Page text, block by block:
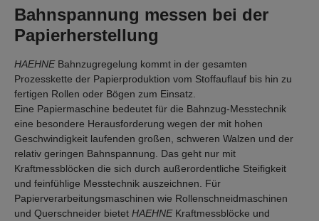
Bahnspannung messen bei der
Papierherstellung
HAEHNE Bahnzugregelung kommt in der gesamten
Prozesskette der Papierproduktion vom Stoffauflauf bis hin zu
fertigen Rollen oder Bögen zum Einsatz.
Eine Papiermaschine bedeutet für die Bahnzug-Messtechnik
eine besondere Herausforderung wegen der mit hohen
Geschwindigkeit laufenden großen, schweren Walzen und der
relativ geringen Bahnspannung. Das geht nur mit
Kraftmessblöcken die sich durch außerordentliche Steifigkeit
und feinfühlige Messtechnik auszeichnen. Für
Papierverarbeitungsmaschinen wie Rollenschneidmaschinen
und Querschneider bietet HAEHNEKraftmessblöcke und